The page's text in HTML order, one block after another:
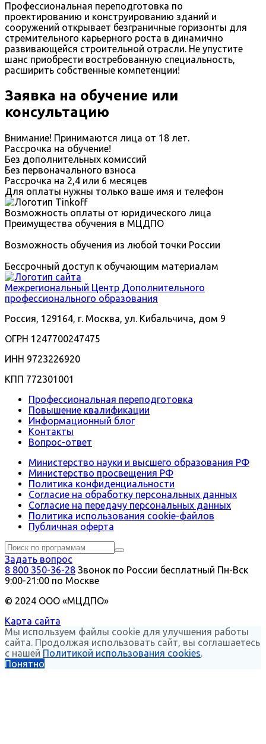
Профессиональная переподготовка по
проектированию и конструированию зданий и
сооружений открывает безграничные горизонты для
стремительного карьерного роста в динамично
развивающейся строительной отрасли. Не упустите
шанс приобрести востребованную специальность,
расширить собственные компетенции!
Заявка на обучение или
консультацию
Внимание! Принимаются лица от 18 лет.
Рассрочка на обучение!
Без дополнительных комиссий
Без первоначального взноса
Рассрочка на 2,4 или 6 месяцев
Для оплаты нужны только ваше имя и телефон
Возможность оплаты от юридического лица
Преимущества обучения в МЦДПО
Возможность обучения из любой точки России
Бессрочный доступ к обучающим материалам
Межрегиональный Центр Дополнительного
профессионального образования
Россия, 129164, г. Москва, ул. Кибальчича, дом 9
ОГРН 1247700247475
ИНН 9723226920
КПП 772301001
Профессиональная переподготовка
Повышение квалификации
Информационный блог
Контакты
Вопрос-ответ
Министерство науки и высшего образования РФ
Министерство просвещения РФ
Политика конфиденциальности
Согласие на обработку персональных данных
Согласие на передачу персональных данных
Политика использования сookie-файлов
Публичная оферта
Задать вопрос
8 800 350-36-28 Звонок по России бесплатный Пн-Вск
9:00-21:00 по Москве
© 2024 ООО «МЦДПО»
Карта сайта
Мы используем файлы cookie для улучшения работы
сайта. Продолжая использовать сайт, вы соглашаетесь
с нашей Политикой использования cookies.
Понятно